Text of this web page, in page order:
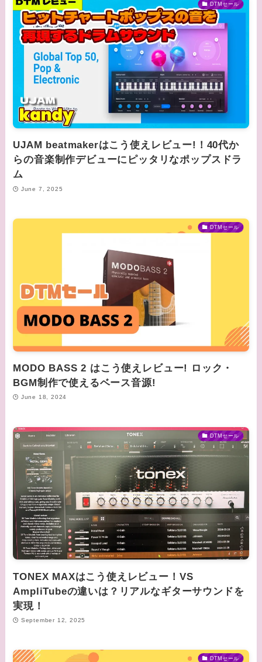
DTMセール
UJAM beatmakerはこう使えレビュー!！40代か
らの音楽制作デビューにピッタリなポップスドラ
ム
June 7, 2025
DTMセール
MODO BASS 2 はこう使えレビュー! ロック・
BGM制作で使えるベース音源!
June 18, 2024
DTMセール
TONEX MAXはこう使えレビュー！VS
AmpliTubeの違いは？リアルなギターサウンドを
実現！
September 12, 2025
DTMセール